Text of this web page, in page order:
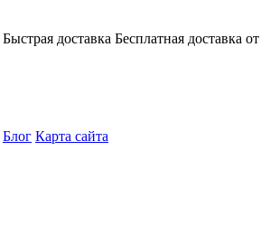
Быстрая доставка Бесплатная доставка
Блог Карта сайта